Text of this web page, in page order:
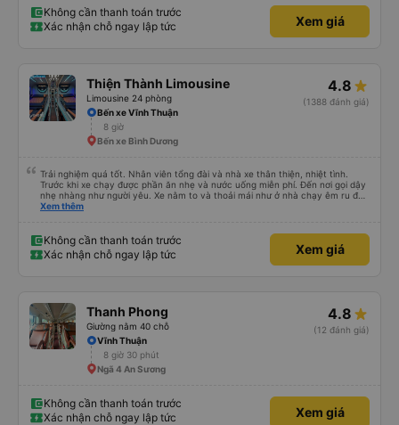
Không cần thanh toán trước
Xác nhận chỗ ngay lập tức
Xem giá
Thiện Thành Limousine
Limousine 24 phòng
4.8
(1388 đánh giá)
Bến xe Vĩnh Thuận
8 giờ
Bến xe Bình Dương
Trải nghiệm quá tốt. Nhân viên tổng đài và nhà xe thân thiện, nhiệt tình.
Trước khi xe chạy được phần ăn nhẹ và nước uống miễn phí. Đến nơi gọi dậy
nhẹ nhàng như người yêu. Xe nằm to và thoải mái như ở nhà chạy êm ru đến
nơi lúc nào không hay luôn. I had very good experience with this bus
woke us up as they were waking up up their lovers. If you are foreigners and
planning to take this bus, please don’t hesitate as the seats are big and
comfortable enough for you to sleep on.
Xem thêm
Không cần thanh toán trước
Xác nhận chỗ ngay lập tức
Xem giá
Thanh Phong
Giường nằm 40 chỗ
4.8
(12 đánh giá)
Vĩnh Thuận
8 giờ 30 phút
Ngã 4 An Sương
Không cần thanh toán trước
Xác nhận chỗ ngay lập tức
Xem giá